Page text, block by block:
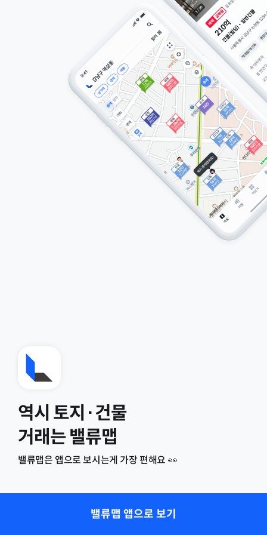
역시 토지·건물
거래는 밸류맵
밸류맵은 앱으로 보시는게 가장 편해요 👀
밸류맵 앱으로 보기